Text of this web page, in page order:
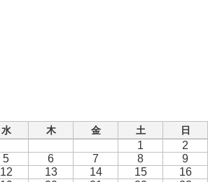
水 木 金 土 日
1
2
5 6 7 8
9
12 13 14 15
16